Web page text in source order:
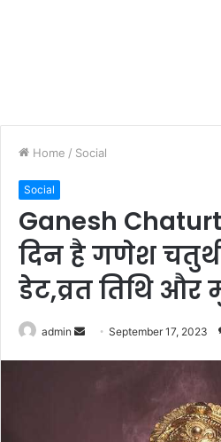
Home / Social
Social
Ganesh
दिन है गणेश
डेट,व्रत तिथि और
admin
Send September 17, 2023